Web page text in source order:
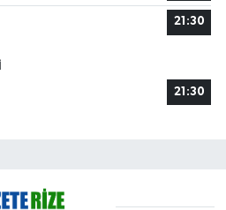
21:30
21:30